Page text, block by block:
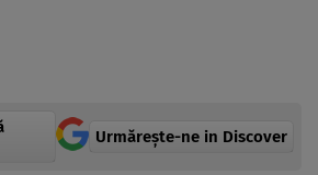
Urmărește-ne in Discover